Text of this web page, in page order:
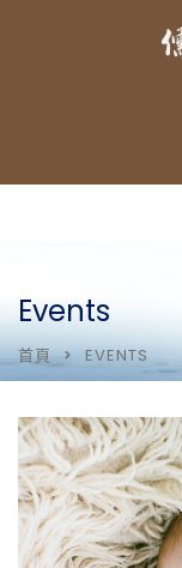
Events
首頁 EVENTS